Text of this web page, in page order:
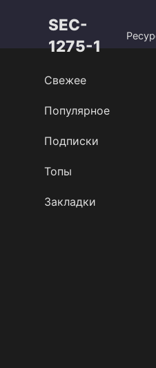
SEC-
1275-1
Свежее
Популярное
Подписки
Топы
Закладки